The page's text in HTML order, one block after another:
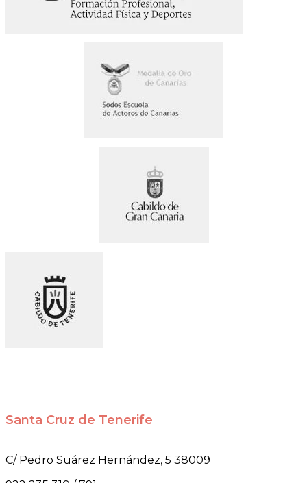
Santa Cruz de Tenerife
C/ Pedro Suárez Hernández, 5 38009